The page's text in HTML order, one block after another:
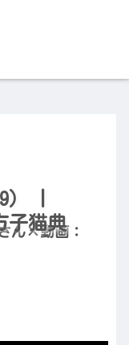
） |
子猫典
ん×動画：